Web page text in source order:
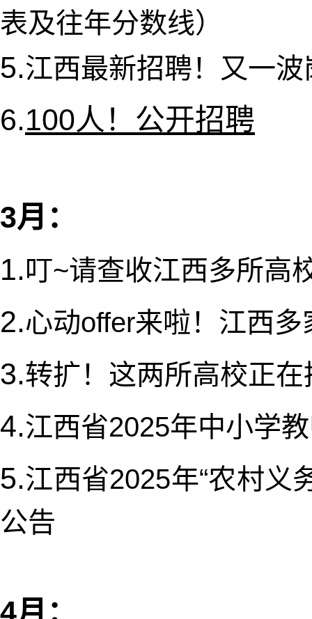
表及往年分数线）
5.江西最新招聘！又一
6.100人！公开招聘
3月：
1.叮~请查收江西多所高
2.心动offer来啦！江西
3.转扩！这两所高校正在
4.江西省2025年中小学
5.江西省2025年“农村义
公告
4月：